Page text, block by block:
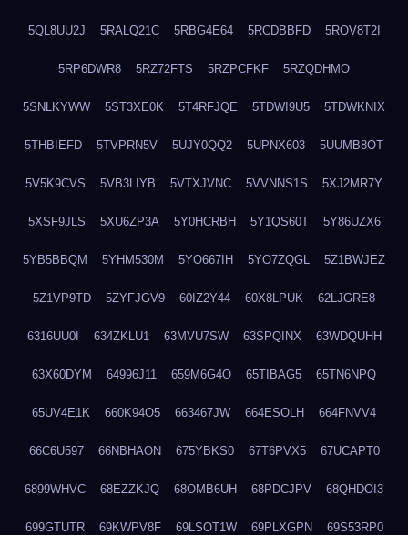
5QL8UU2J 5RALQ21C 5RBG4E64 5RCDBBFD 5ROV8T2I
5RP6DWR8 5RZ72FTS 5RZPCFKF 5RZQDHMO
5SNLKYWW 5ST3XE0K 5T4RFJQE 5TDWI9U5 5TDWKNIX
5THBIEFD 5TVPRN5V 5UJY0QQ2 5UPNX603 5UUMB8OT
5V5K9CVS 5VB3LIYB 5VTXJVNC 5VVNNS1S 5XJ2MR7Y
5XSF9JLS 5XU6ZP3A 5Y0HCRBH 5Y1QS60T 5Y86UZX6
5YB5BBQM 5YHM530M 5YO667IH 5YO7ZQGL 5Z1BWJEZ
5Z1VP9TD 5ZYFJGV9 60IZ2Y44 60X8LPUK 62LJGRE8
6316UU0I 634ZKLU1 63MVU7SW 63SPQINX 63WDQUHH
63X60DYM 64996J11 659M6G4O 65TIBAG5 65TN6NPQ
65UV4E1K 660K94O5 663467JW 664ESOLH 664FNVV4
66C6U597 66NBHAON 675YBKS0 67T6PVX5 67UCAPT0
6899WHVC 68EZZKJQ 68OMB6UH 68PDCJPV 68QHDOI3
699GTUTR 69KWPV8F 69LSOT1W 69PLXGPN 69S53RP0